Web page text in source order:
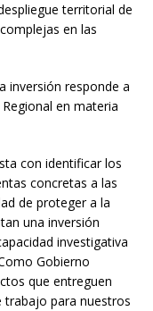
territorial de
en las
inversión responde a
en materia
con identificar los
concretas a las
de proteger a la
una inversión
investigativa
Gobierno
que entreguen
trabajo para nuestros